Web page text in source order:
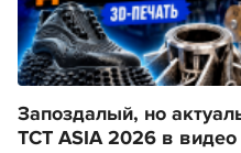
Запоздалый, но
TCT ASIA 2026 в